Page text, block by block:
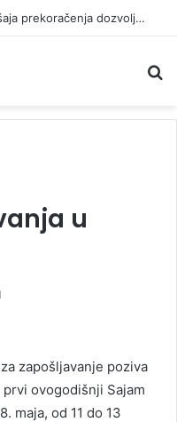
Otkriveno više od 19.000 prekršaja prekoračenja dozvoljene brzine
u
zapošljavanje poziva
ovogodišnji Sajam
maja, od 11 do 13